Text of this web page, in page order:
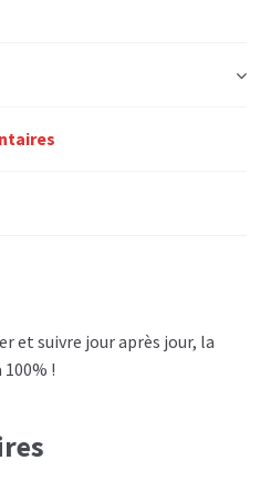
et suivre jour après jour, la
!